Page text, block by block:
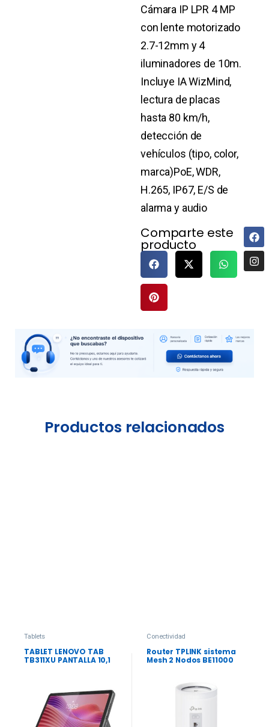
Cámara IP LPR 4 MP
con lente motorizado
2.7-12mm y 4
iluminadores de 10m.
Incluye IA WizMind,
lectura de placas
hasta 80 km/h,
detección de
vehículos (tipo, color,
marca)PoE, WDR,
H.265, IP67, E/S de
alarma y audio
Comparte este
producto
Productos relacionados
Tablets
TABLET LENOVO TAB
TB311XU PANTALLA 10,1
COLOR LUNA GREY
INCLUYE ESTUCHE TIPO
FOLIO + CARGADOR
Conectividad
Router TPLINK sistema
Mesh 2 Nodos BE11000